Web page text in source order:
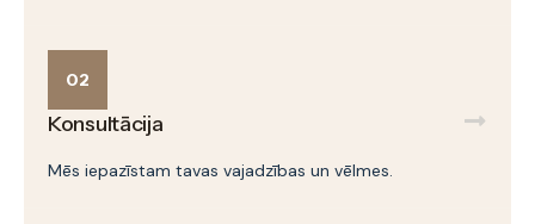
02
Konsultācija
Mēs iepazīstam tavas vajadzības un vēlmes.